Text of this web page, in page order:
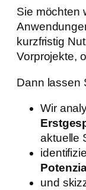
Sie möchten
kurzfristig
Vorprojekte,
Dann lassen
Wir
aktuelle
und